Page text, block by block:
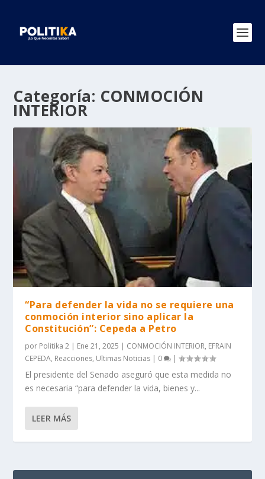
Categoría: CONMOCIÓN
INTERIOR
“Para defender la vida no se requiere una
conmoción interior sino aplicar la
Constitución”: Cepeda a Petro
por Politika 2 | Ene 21, 2025 | CONMOCIÓN INTERIOR, EFRAIN
CEPEDA, Reacciones, Ultimas Noticias | 0 |
El presidente del Senado aseguró que esta medida no
es necesaria “para defender la vida, bienes y...
LEER MÁS